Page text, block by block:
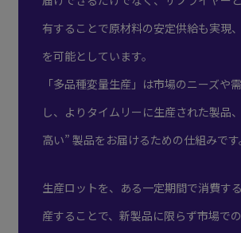
有することで原材料の安定供給も実現
を可能としています。
「多品種変量生産」は市場のニーズや
し、よりタイムリーに生産された製品
高い” 製品をお届けるための仕組みです
生産ロットを、ある一定期間で消費す
産することで、新製品に限らず市場で